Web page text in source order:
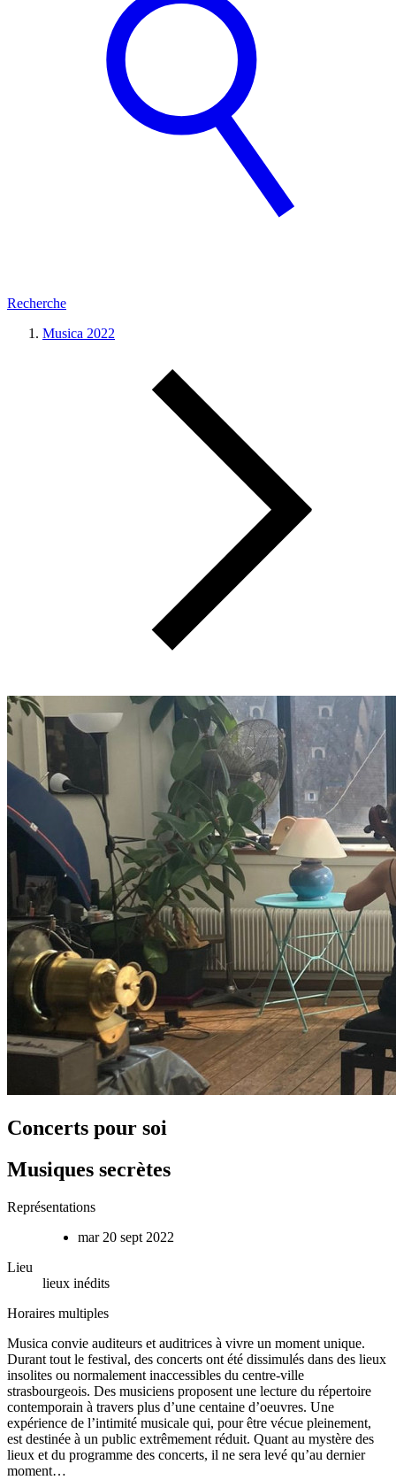
Recherche
Musica 2022
Concerts pour soi
Musiques secrètes
Représentations
mar 20 sept 2022
Lieu
lieux inédits
Horaires multiples
Musica convie auditeurs et auditrices à vivre un moment unique.
Durant tout le festival, des concerts ont été dissimulés dans des lieux
insolites ou normalement inaccessibles du centre-ville
strasbourgeois. Des musiciens proposent une lecture du répertoire
contemporain à travers plus d’une centaine d’oeuvres. Une
expérience de l’intimité musicale qui, pour être vécue pleinement,
est destinée à un public extrêmement réduit. Quant au mystère des
lieux et du programme des concerts, il ne sera levé qu’au dernier
moment…